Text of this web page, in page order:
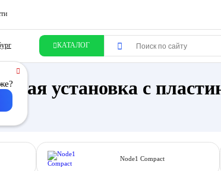
КАТАЛОГ
установка с
Node1 Compact